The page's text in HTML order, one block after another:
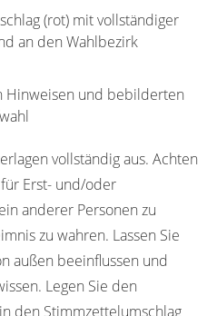
(rot) mit vollständiger
an den Wahlbezirk
Hinweisen und bebilderten
vollständig aus. Achten
Erst- und/oder
anderer Personen zu
zu wahren. Lassen Sie
außen beeinflussen und
Legen Sie den
den Stimmzettelumschlag